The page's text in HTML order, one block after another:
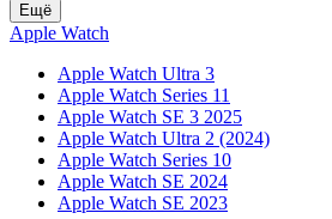
Ещё
Apple Watch
Apple Watch Ultra 3
Apple Watch Series 11
Apple Watch SE 3 2025
Apple Watch Ultra 2 (2024)
Apple Watch Series 10
Apple Watch SE 2024
Apple Watch SE 2023